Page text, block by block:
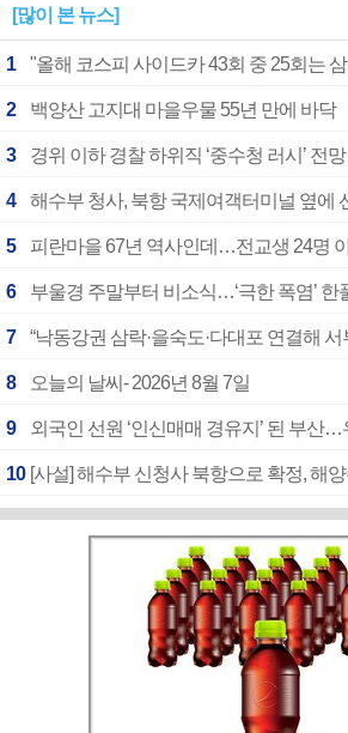
[많이 본 뉴스]
1 "올해 코스피 사이드카 43회 중 25회는
2 백양산 고지대 마을우물 55년 만에 바닥
3 경위 이하 경찰 하위직 ‘중수청 러시’ 전
4 해수부 청사, 북항 국제여객터미널 옆에
5 피란마을 67년 역사인데…전교생 24명
6 부울경 주말부터 비소식…‘극한 폭염’ 한
7 “낙동강권 삼락·을숙도·다대포 연결해
8 오늘의 날씨- 2026년 8월 7일
9 외국인 선원 ‘인신매매 경유지’ 된 부산
10 [사설] 해수부 신청사 북항으로 확정, 해